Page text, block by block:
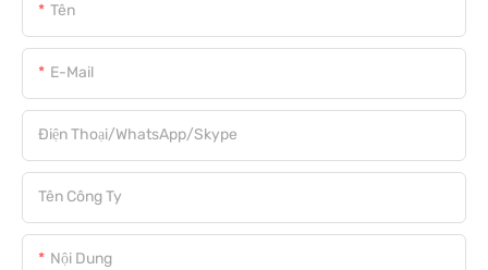
Tên
E-Mail
Điện Thoại/WhatsApp/Skype
Tên Công Ty
Nội Dung